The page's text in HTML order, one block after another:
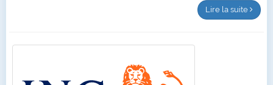
Lire la suite